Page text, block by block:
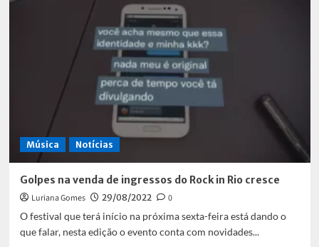
como
fortalecimento
cultura
Coreana
Música Notícias
Golpes na venda de ingressos do Rock in Rio cresce
Luriana Gomes 29/08/2022
0
O festival que terá início na próxima sexta-feira está dando o
que falar, nesta edição o evento conta com novidades...